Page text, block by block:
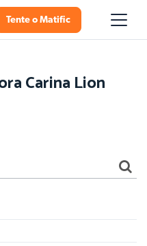
Tente o Matific
Carina Lion